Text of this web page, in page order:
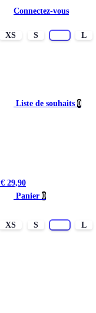
Connectez-vous
Liste de souhaits 0
Panier 0
XS S
L
€ 29,90
XS S
L